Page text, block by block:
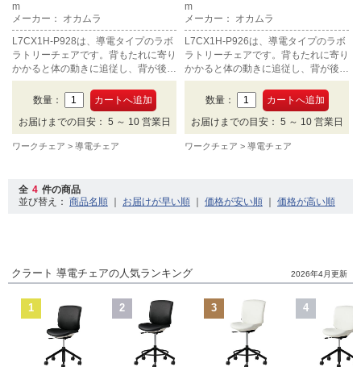
m
メーカー： オカムラ
L7CX1H-P928は、導電タイプのラボ
ラトリーチェアです。背もたれに寄り
かかると体の動きに追従し、背が後方
に倒れます。ロータイプ。カラーはホ
ワイト。
数量：
お届けまでの目安： 5 ～ 10 営業日
ワークチェア 導電チェア
m
メーカー： オカムラ
L7CX1H-P926は、導電タイプのラボ
ラトリーチェアです。背もたれに寄り
かかると体の動きに追従し、背が後方
に倒れます。ロータイプ。カラーはブ
ラック。
数量：
お届けまでの目安： 5 ～ 10 営業日
ワークチェア 導電チェア
全 4 件の商品
並び替え：
クラート 導電チェアの人気ランキング 2026年4月更新
1 2 3 4